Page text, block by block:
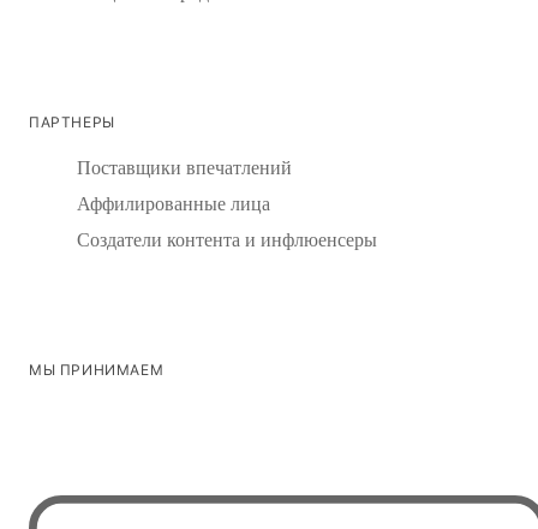
ПАРТНЕРЫ
Поставщики впечатлений
Аффилированные лица
Создатели контента и инфлюенсеры
МЫ ПРИНИМАЕМ